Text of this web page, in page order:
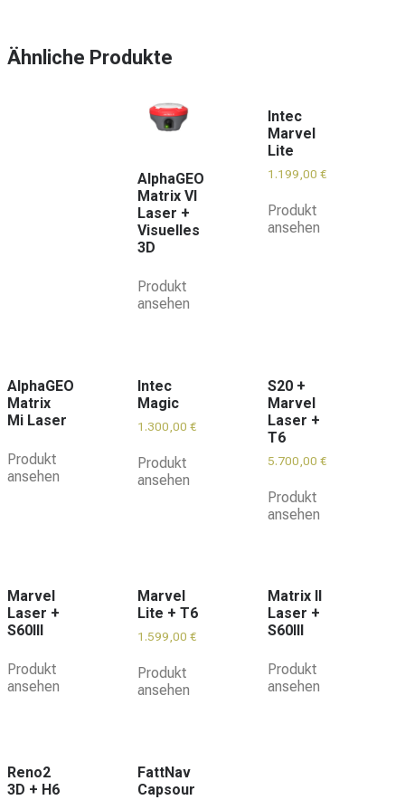
Ähnliche Produkte
AlphaGEO
Matrix VI
Laser +
Visuelles
3D
Produkt
ansehen
Intec
Marvel
Lite
1.199,00 €
Produkt
ansehen
AlphaGEO
Matrix
Mi Laser
Produkt
ansehen
Intec
Magic
1.300,00 €
Produkt
ansehen
S20 +
Marvel
Laser +
T6
5.700,00 €
Produkt
ansehen
Marvel
Laser +
S60III
Produkt
ansehen
Marvel
Lite + T6
1.599,00 €
Produkt
ansehen
Matrix II
Laser +
S60III
Produkt
ansehen
Reno2
3D + H6
FattNav
Capsour